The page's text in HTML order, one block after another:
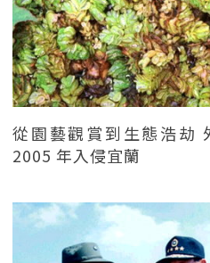
從園藝觀賞到生態浩劫
2005 年入侵宜蘭